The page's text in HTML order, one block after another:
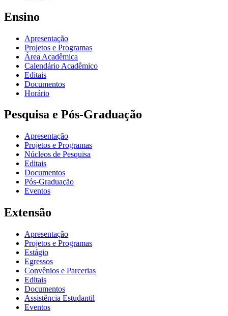
Ensino
Apresentação
Projetos e Programas
Área Acadêmica
Calendário Acadêmico
Editais
Documentos
Horário
Pesquisa e Pós-Graduação
Apresentação
Projetos e Programas
Núcleos de Pesquisa
Editais
Documentos
Pós-Graduação
Eventos
Extensão
Apresentação
Projetos e Programas
Estágio
Egressos
Convênios e Parcerias
Editais
Documentos
Assistência Estudantil
Eventos